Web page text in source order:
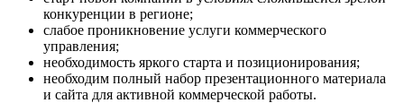
конкуренции в регионе;
слабое проникновение услуги коммерческого
управления;
необходимость яркого старта и позиционирования;
необходим полный набор презентационного материала
и сайта для активной коммерческой работы.